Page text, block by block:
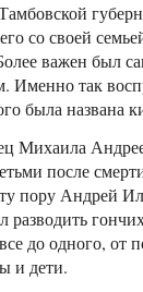
со своей
важен был
Именно так
была названа
Михаила
после
пору Андрей
до одного,
и дети.